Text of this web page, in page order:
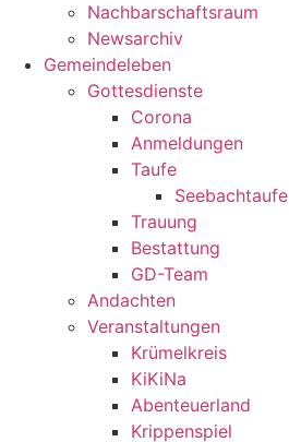
Nachbarschaftsraum
Newsarchiv
Gemeindeleben
Gottesdienste
Corona
Anmeldungen
Taufe
Seebachtaufe
Trauung
Bestattung
GD-Team
Andachten
Veranstaltungen
Krümelkreis
KiKiNa
Abenteuerland
Krippenspiel